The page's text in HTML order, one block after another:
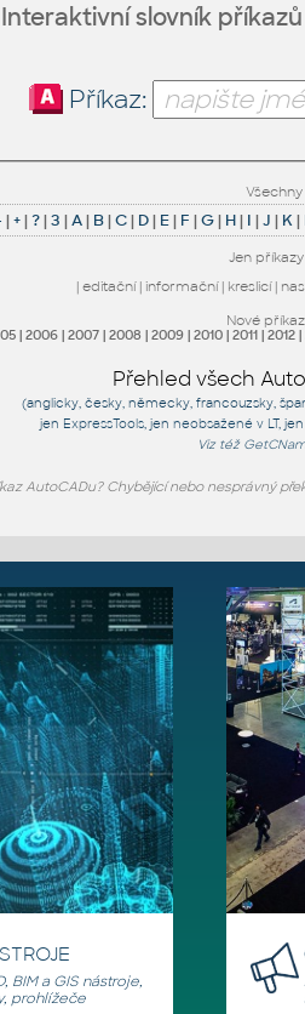
Interaktivní slovník
Příkaz:
|+|?|3 |A| B|C| D| E| F |G| H| I |J | K|
Jen
| editační| informační| kreslicí|
Nové
| 2006| 2007| 2008 | 2009| 2010| 2011| 2012|
Přehled všech
(anglicky, česky, německy, francouzsky,
jen ExpressTools, jenneobsažené v LT,
Viz též
AutoCADu? Chybějící nebo nesprávný
BIM a GIS nástroje,
prohlížeče